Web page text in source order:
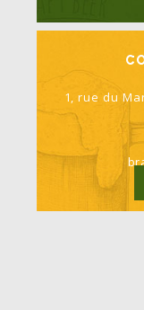
1, rue du